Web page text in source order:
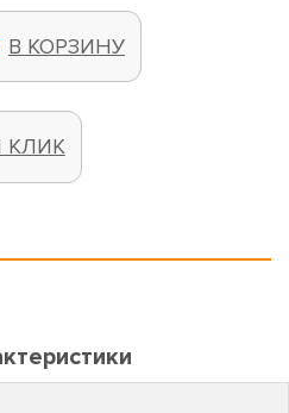
В КОРЗИНУ
КЛИК